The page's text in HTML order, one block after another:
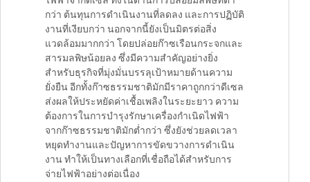
กว่า ต้นทุนการดำเนินงานที่ลดลง และการปฏิบัติ
งานที่เงียบกว่า นอกจากนี้ยังเป็นมิตรต่อสิ่ง
แวดล้อมมากกว่า โดยปล่อยก๊าซเรือนกระจกและ
สารมลพิษน้อยลง ซึ่งมีความสำคัญอย่างยิ่ง
สำหรับธุรกิจที่มุ่งมั่นบรรลุเป้าหมายด้านความ
ยั่งยืน อีกทั้งก๊าซธรรมชาติมักมีราคาถูกกว่าดีเซล
ส่งผลให้ประหยัดค่าเชื้อเพลิงในระยะยาว ความ
ต้องการในการบำรุงรักษาเครื่องกำเนิดไฟฟ้า
จากก๊าซธรรมชาติมักต่ำกว่า ซึ่งยังช่วยลดเวลา
หยุดทำงานและปัญหาการขัดขวางการดำเนิน
งาน ทำให้เป็นทางเลือกที่เชื่อถือได้สำหรับการ
จ่ายไฟฟ้าอย่างต่อเนื่อง